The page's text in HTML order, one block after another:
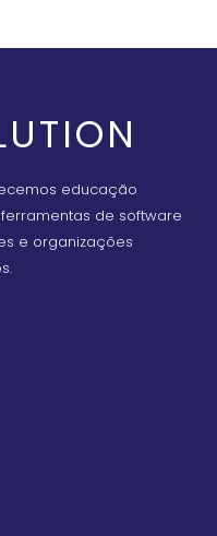
educação
de software
e organizações